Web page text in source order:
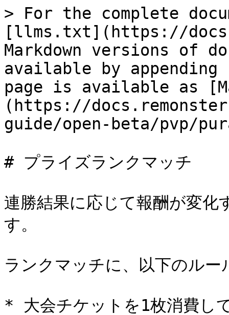
> For the complete
[llms.txt](https://
Markdown versions of
available by
page is available as
(https://
guide/open-beta/pvp/
# プライズランクマッチ
連勝結果に応じて報酬が変
す。
ランクマッチに、以下のルー
* 大会チケットを1枚消費し